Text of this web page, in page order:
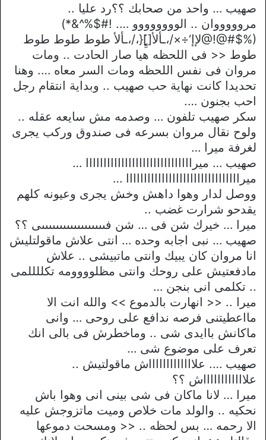
صهيب … واحد من صحابك ؟؟رد عليا ..
مروووووان .. الوووووووو …. !#$%^&*)
(%$#@!@لإإ‘÷×/،ـألأ[]ٍِ{،/،ـألأ طوط طوط طوط
طوط << فى اللحظه هيا صار الحادت .. ومات
مروان فى نفس اللحظه ومات السر معاه …. وهنا
تحديدا كانت نهاية حب صهيب .. وبداية انتقام رجل
احب بجنون ….
سكر صهيب تلفون … وصدمه مش سايعه عقله ..
ولوح نقال مروان بسرعه فى صندوق وركب يجرى
لغرفة ميرا …
صهيب … ميراااااااااااااااااااااااااااااا …
ميراااااااااااااااااااااااااااااااا …
ووصل لدار وهوا داهش وخش يجرى وعيونه كلهم
يقدحو شرارت غضب ..
ميرا … خيرك شن فى … شن فىىىىىىىىىىىىىىىىىىى ؟؟
صهيب … نبى اجابه وحده … انتى علاش ماقولتليش
انا مروان كان يبيك وانتى ماتبيشى .. علاش
مادفعتيش على روحك وانتى مظلوووومه تكللللمى
.. تكلمى انى بنجن …
ميرا .. << انهارت بالدموع >> والله انت الا
مااعطيتنى فرصه ندافع على روحى … وانى
ماكانش باايدى شى .. وماخطرش فى بالى انك
تعرف على موضوع شى …
صهيب …. علاااااااااااااش ماقولتيش ..
علااااااااااااش ؟؟
ميرا … لانا ماكان فى شى بينى انى وهوا باش
نحكيه .. والولد مات خلاص وميت ماتزوجش عليه
الا رحمه … بس لحظه .. << ومسحت دموعها